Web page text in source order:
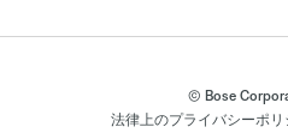
© Bose
法律上のプライバシーポリ